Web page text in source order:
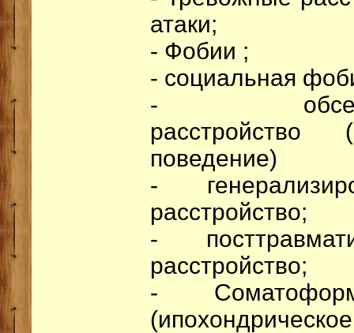
атаки;
- Фобии ;
- социальная
-
расстройство
поведение)
-
расстройство;
-
расстройство;
-